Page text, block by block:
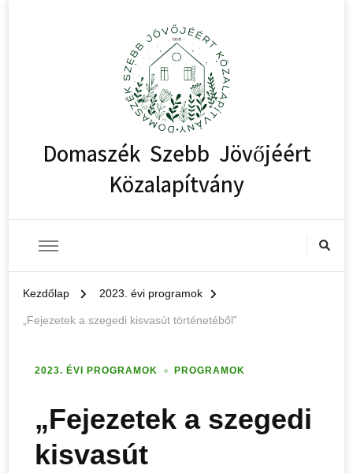
Domaszék Szebb Jövőjéért
Közalapítvány
Kezdőlap 2023. évi programok
„Fejezetek a szegedi kisvasút történetéből”
2023. ÉVI PROGRAMOK PROGRAMOK
„Fejezetek a szegedi
kisvasút